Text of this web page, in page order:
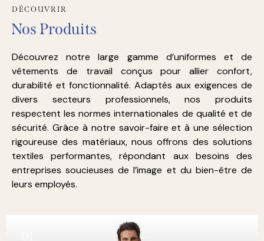
Nos Produits
Découvrez notre large gamme d’uniformes et de
vêtements de travail conçus pour allier confort,
durabilité et fonctionnalité. Adaptés aux exigences de
divers secteurs professionnels, nos produits
respectent les normes internationales de qualité et de
sécurité. Grâce à notre savoir-faire et à une sélection
rigoureuse des matériaux, nous offrons des solutions
textiles performantes, répondant aux besoins des
entreprises soucieuses de l’image et du bien-être de
leurs employés.